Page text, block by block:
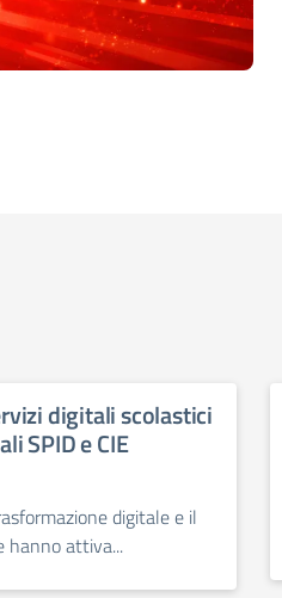
digitali scolastici
SPID e CIE
digitale e il
hanno attiva...